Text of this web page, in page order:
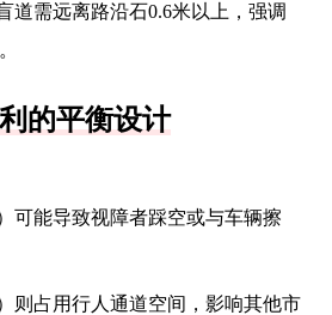
道需远离路沿石0.6米以上，强调
的平衡设计
可能导致视障者踩空或与车辆擦
则占用行人通道空间，影响其他市